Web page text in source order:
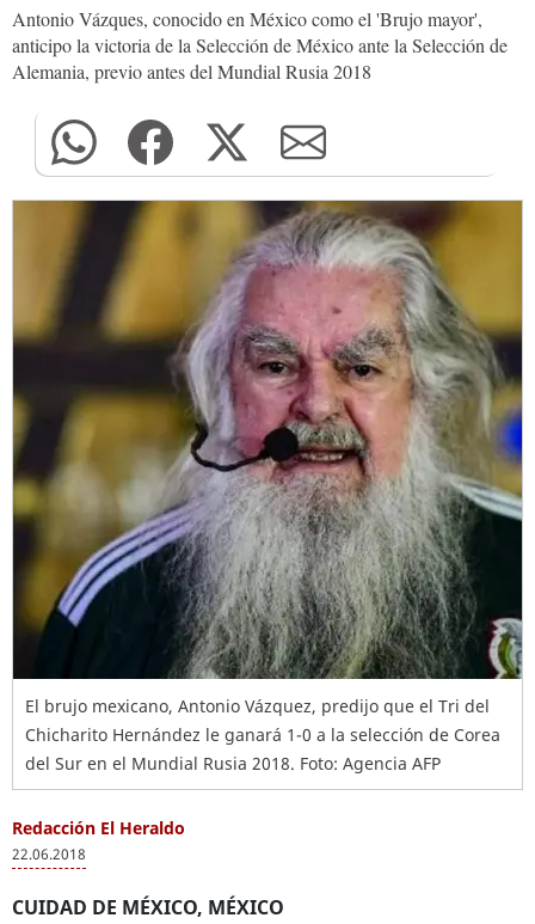
Antonio Vázques, conocido en México como el 'Brujo mayor',
anticipo la victoria de la Selección de México ante la Selección de
Alemania, previo antes del Mundial Rusia 2018
El brujo mexicano, Antonio Vázquez, predijo que el Tri del
Chicharito Hernández le ganará 1-0 a la selección de Corea
del Sur en el Mundial Rusia 2018. Foto: Agencia AFP
Redacción El Heraldo
22.06.2018
CUIDAD DE MÉXICO, MÉXICO